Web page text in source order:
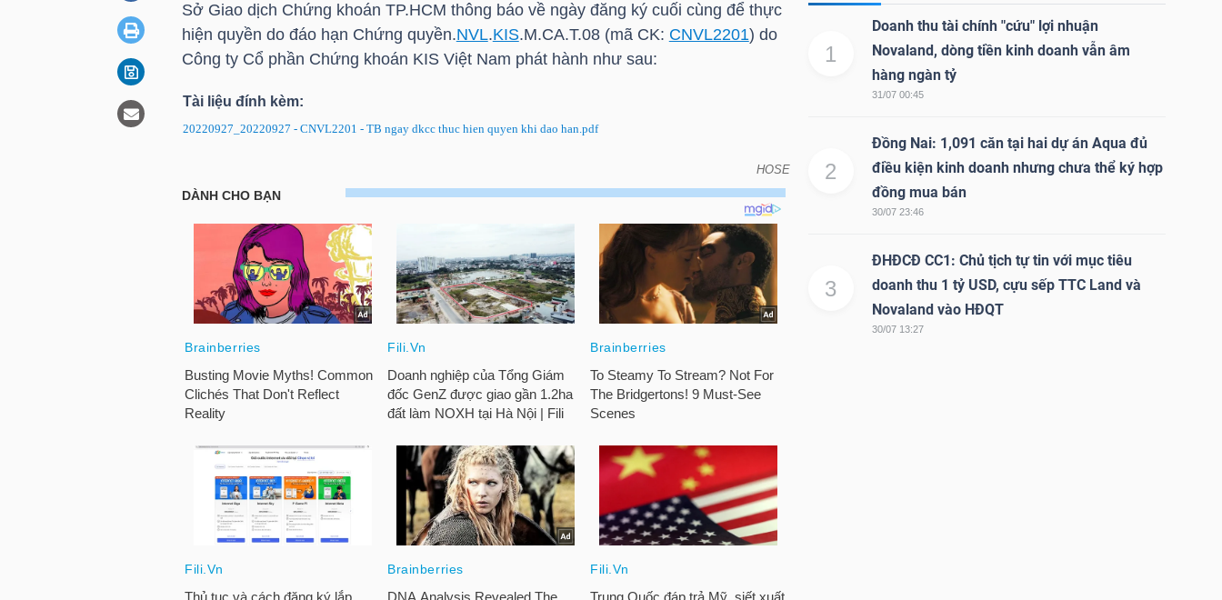
Sở Giao dịch Chứng khoán TP.HCM thông báo về ngày đăng ký cuối cùng để thực
hiện quyền do đáo hạn Chứng quyền.NVL.KIS.M.CA.T.08 (mã CK: CNVL2201) do
Công ty Cổ phần Chứng khoán KISViệt Nam phát hành như sau:
Tài liệu đính kèm:
20220927_20220927 - CNVL2201 - TB ngay dkcc thuc hien quyen khi dao han.pdf
HOSE
CNVL2201: Thông báo về ngày đăng ký cuối cùng để thực hiện quyền do đáo hạn
1
Doanh thu tài chính "cứu" lợi nhuận
Novaland, dòng tiền kinh doanh vẫn âm
hàng ngàn tỷ
31/07 00:45
2
Đồng Nai: 1,091 căn tại hai dự án Aqua đủ
điều kiện kinh doanh nhưng chưa thể ký hợp
đồng mua bán
30/07 23:46
3
ĐHĐCĐ CC1: Chủ tịch tự tin với mục tiêu
doanh thu 1 tỷ USD, cựu sếp TTC Land và
Novaland vào HĐQT
30/07 13:27